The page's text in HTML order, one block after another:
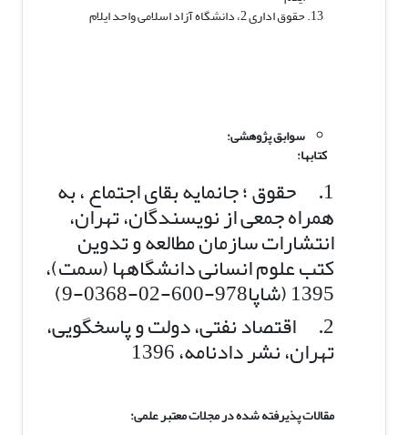
حقوق اداری 2، دانشگاه آزاد اسلامی واحد ایلام
سوابق پژوهشی:
کتاب­ها:
1. حقوق ؛ جانمایه بقای اجتماع ، به
همراه جمعی از نویسندگان، تهران،
انتشارات سازمان مطالعه و تدوین
کتب علوم انسانی دانشگاهها (سمت)،
1395 (شاپا978-600-02-0368-9)
2. اقتصاد نفتی، دولت و پاسخگویی،
تهران، نشر دادنامه، 1396
مقالات پذیرفته شده در مجلات معتبر علمی: